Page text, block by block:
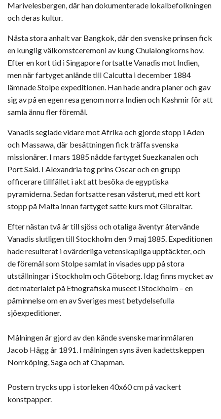
Marivelesbergen, där han dokumenterade lokalbefolkningen
och deras kultur.
Nästa stora anhalt var Bangkok, där den svenske prinsen fick
en kunglig välkomstceremoni av kung Chulalongkorns hov.
Efter en kort tid i Singapore fortsatte Vanadis mot Indien,
men när fartyget anlände till Calcutta i december 1884
lämnade Stolpe expeditionen. Han hade andra planer och gav
sig av på en egen resa genom norra Indien och Kashmir för att
samla ännu fler föremål.
Vanadis seglade vidare mot Afrika och gjorde stopp i Aden
och Massawa, där besättningen fick träffa svenska
missionärer. I mars 1885 nådde fartyget Suezkanalen och
Port Said. I Alexandria tog prins Oscar och en grupp
officerare tillfället i akt att besöka de egyptiska
pyramiderna. Sedan fortsatte resan västerut, med ett kort
stopp på Malta innan fartyget satte kurs mot Gibraltar.
Efter nästan två år till sjöss och otaliga äventyr återvände
Vanadis slutligen till Stockholm den 9 maj 1885. Expeditionen
hade resulterat i ovärderliga vetenskapliga upptäckter, och
de föremål som Stolpe samlat in visades upp på stora
utställningar i Stockholm och Göteborg. Idag finns mycket av
det materialet på Etnografiska museet i Stockholm – en
påminnelse om en av Sveriges mest betydelsefulla
sjöexpeditioner.
Målningen är gjord av den kände svenske marinmålaren
Jacob Hägg år 1891. I målningen syns även kadettskeppen
Norrköping, Saga och af Chapman.
Postern trycks upp i storleken 40x60 cm på vackert
konstpapper.